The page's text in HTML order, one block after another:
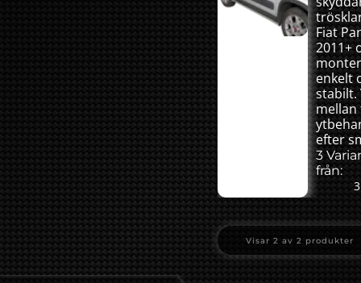
Fiat
2011+
enkelt
stabilt.
mellan
efter
3
från:
Visar 2 av 2 produkter